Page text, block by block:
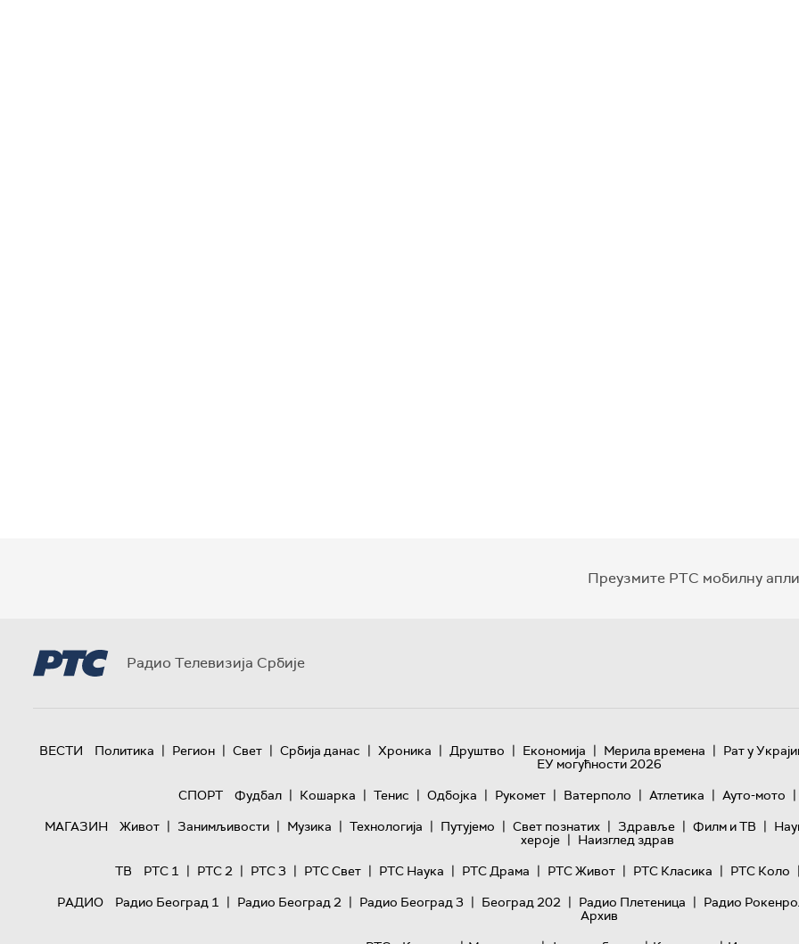
Преузмите РТС мобилну
Радио Телевизија Србије
ВЕСТИ Политика | Регион | Свет | Србија данас | Хроника | Друштво | Економија | Мерила времена | Рат у
ЕУ могућности 2026
СПОРТ
Фудбал | Кошарка | Тенис | Одбојка | Рукомет | Ватерполо | Атлетика | Ауто-мото |
МАГАЗИН
Живот | Занимљивости | Музика | Технологијa | Путујемо | Свет познатих | Здравље | Филм и ТВ |
хероје | Наизглед здрав
ТВ
РТС 1 | РТС 2 | РТС 3 | РТС Свет | РТС Наука | РТС Драма | РТС Живот | РТС Класика | РТС Коло |
РАДИО
Радио Београд 1 | Радио Београд 2 | Радио Београд 3 | Београд 202 | Радио Плетеница | Радио
Архив